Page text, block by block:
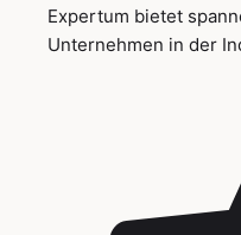
Expertum bietet
Unternehmen in der